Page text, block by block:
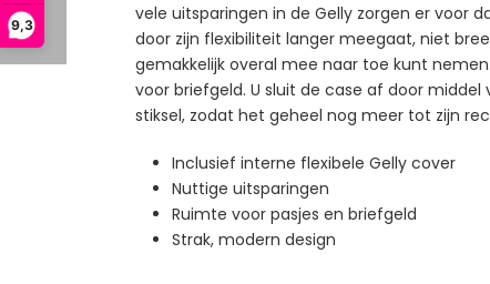
9,3
vele uitsparingen in de Gelly zorgen er voor
door zijn flexibiliteit langer meegaat, niet
gemakkelijk overal mee naar toe kunt
voor briefgeld. U sluit de case af door
stiksel, zodat het geheel nog meer tot zijn
Inclusief interne flexibele Gelly cover
Nuttige uitsparingen
Ruimte voor pasjes en briefgeld
Strak, modern design